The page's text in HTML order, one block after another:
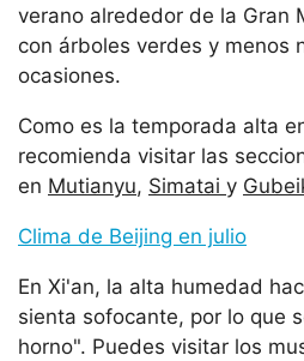
verano alrededor de la Gran
con árboles verdes y menos
ocasiones.
Como es la temporada alta
recomienda visitar las
en Mutianyu, Simatai y
Clima de Beijing en julio
En Xi'an, la alta humedad
sienta sofocante, por lo que
horno". Puedes visitar los